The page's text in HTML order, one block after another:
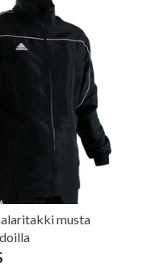
musta